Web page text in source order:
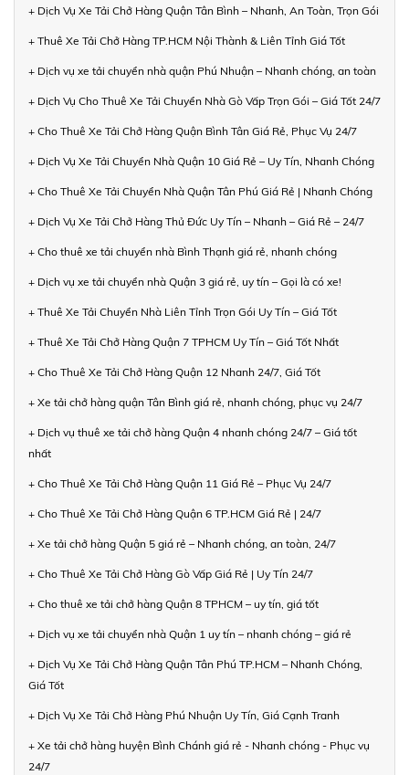
+ Dịch Vụ Xe Tải Chở Hàng Quận Tân Bình – Nhanh, An Toàn, Trọn Gói
+ Thuê Xe Tải Chở Hàng TP.HCM Nội Thành & Liên Tỉnh Giá Tốt
+ Dịch vụ xe tải chuyển nhà quận Phú Nhuận – Nhanh chóng, an toàn
+ Dịch Vụ Cho Thuê Xe Tải Chuyển Nhà Gò Vấp Trọn Gói – Giá Tốt 24/7
+ Cho Thuê Xe Tải Chở Hàng Quận Bình Tân Giá Rẻ, Phục Vụ 24/7
+ Dịch Vụ Xe Tải Chuyển Nhà Quận 10 Giá Rẻ – Uy Tín, Nhanh Chóng
+ Cho Thuê Xe Tải Chuyển Nhà Quận Tân Phú Giá Rẻ | Nhanh Chóng
+ Dịch Vụ Xe Tải Chở Hàng Thủ Đức Uy Tín – Nhanh – Giá Rẻ – 24/7
+ Cho thuê xe tải chuyển nhà Bình Thạnh giá rẻ, nhanh chóng
+ Dịch vụ xe tải chuyển nhà Quận 3 giá rẻ, uy tín – Gọi là có xe!
+ Thuê Xe Tải Chuyển Nhà Liên Tỉnh Trọn Gói Uy Tín – Giá Tốt
+ Thuê Xe Tải Chở Hàng Quận 7 TPHCM Uy Tín – Giá Tốt Nhất
+ Cho Thuê Xe Tải Chở Hàng Quận 12 Nhanh 24/7, Giá Tốt
+ Xe tải chở hàng quận Tân Bình giá rẻ, nhanh chóng, phục vụ 24/7
+ Dịch vụ thuê xe tải chở hàng Quận 4 nhanh chóng 24/7 – Giá tốt
nhất
+ Cho Thuê Xe Tải Chở Hàng Quận 11 Giá Rẻ – Phục Vụ 24/7
+ Cho Thuê Xe Tải Chở Hàng Quận 6 TP.HCM Giá Rẻ | 24/7
+ Xe tải chở hàng Quận 5 giá rẻ – Nhanh chóng, an toàn, 24/7
+ Cho Thuê Xe Tải Chở Hàng Gò Vấp Giá Rẻ | Uy Tín 24/7
+ Cho thuê xe tải chở hàng Quận 8 TPHCM – uy tín, giá tốt
+ Dịch vụ xe tải chuyển nhà Quận 1 uy tín – nhanh chóng – giá rẻ
+ Dịch Vụ Xe Tải Chở Hàng Quận Tân Phú TP.HCM – Nhanh Chóng,
Giá Tốt
+ Dịch Vụ Xe Tải Chở Hàng Phú Nhuận Uy Tín, Giá Cạnh Tranh
+ Xe tải chở hàng huyện Bình Chánh giá rẻ - Nhanh chóng - Phục vụ
24/7